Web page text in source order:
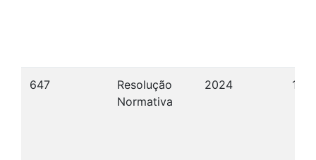
647
Resolução
Normativa
2024 15/